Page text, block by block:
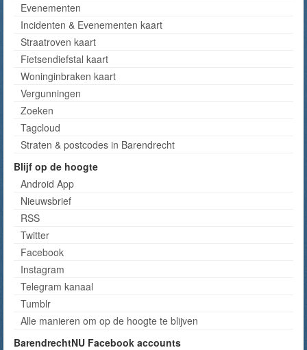
Evenementen
Incidenten & Evenementen kaart
Straatroven kaart
Fietsendiefstal kaart
Woninginbraken kaart
Vergunningen
Zoeken
Tagcloud
Straten & postcodes in Barendrecht
Blijf op de hoogte
Android App
Nieuwsbrief
RSS
Twitter
Facebook
Instagram
Telegram kanaal
Tumblr
Alle manieren om op de hoogte te blijven
BarendrechtNU Facebook accounts